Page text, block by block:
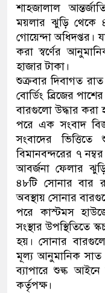
শাহজালাল
ময়লার ঝুড়ি থেকে
গোয়েন্দা অধিদপ্তর।
করা স্বর্ণের
হাজার টাকা।
শুক্রবার দিবাগত
বোর্ডিং ব্রিজের
বারগুলো উদ্ধার করা
পরে এক সংবাদ
সংবাদের
বিমানবন্দরের ৭
আবর্জনা ফেলার
৪৮টি সোনার বার
অবস্থায় সোনার
পরে কাস্টমস
সংস্থার উপস্থিতিতে
হয়। সোনার
মূল্য আনুমানিক সাত
ব্যাপারে শুল্ক আইনে
কর্তৃপক্ষ।